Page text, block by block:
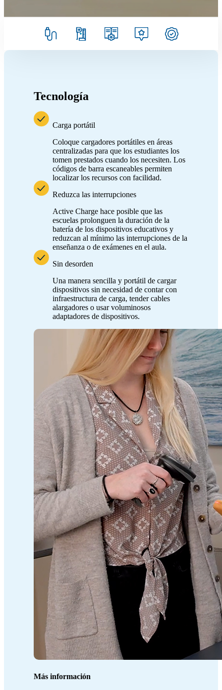
Tecnología
Carga portátil
Coloque cargadores portátiles en áreas
centralizadas para que los estudiantes los
tomen prestados cuando los necesiten. Los
códigos de barra escaneables permiten
localizar los recursos con facilidad.
Reduzca las interrupciones
Active Charge hace posible que las
escuelas prolonguen la duración de la
batería de los dispositivos educativos y
reduzcan al mínimo las interrupciones de la
enseñanza o de exámenes en el aula.
Sin desorden
Una manera sencilla y portátil de cargar
dispositivos sin necesidad de contar con
infraestructura de carga, tender cables
alargadores o usar voluminosos
adaptadores de dispositivos.
Más información